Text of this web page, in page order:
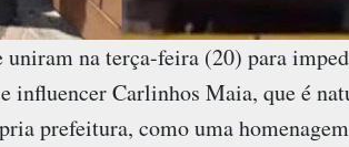
uniram na terça-feira (20) para
influencer Carlinhos Maia, que é
prefeitura, como uma